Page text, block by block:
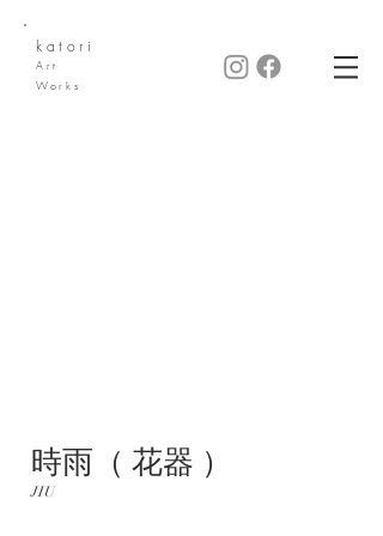
katori
Art
Works
時雨（ 花器 ）
JIU